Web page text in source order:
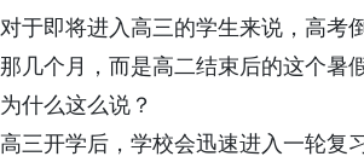
对于即将进入高三的学生来说，高考
那几个月，而是高二结束后的这个暑假
为什么这么说？
高三开学后，学校会迅速进入一轮复